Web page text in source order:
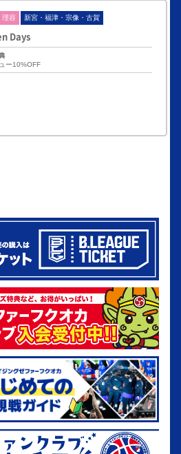
理容 新宮・福津・宗像・古賀
Days
ー10%OFF